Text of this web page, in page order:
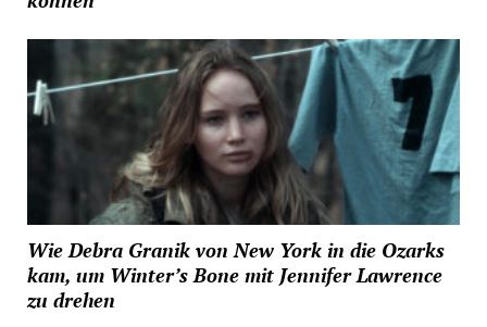
Wie Debra Granik von New York in die Ozarks
kam, um Winter’s Bone mit Jennifer Lawrence
zu drehen